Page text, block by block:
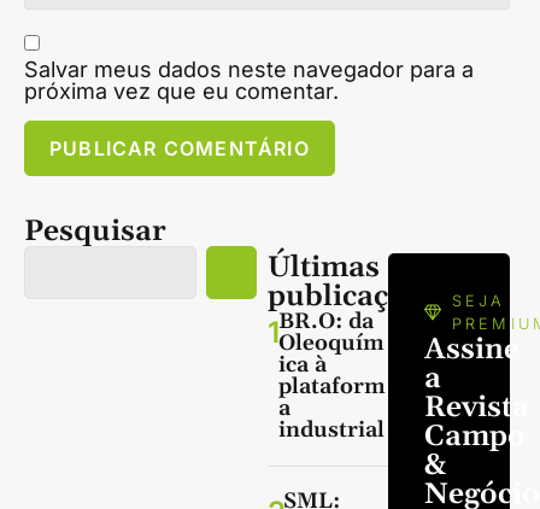
Salvar meus dados neste navegador para a
próxima vez que eu comentar.
Pesquisar
Últimas
publicações
1BR.O: da
Oleoquím
ica à
plataform
a
industrial
SML:
SEJA
Assine
a
Revista
Campo
&